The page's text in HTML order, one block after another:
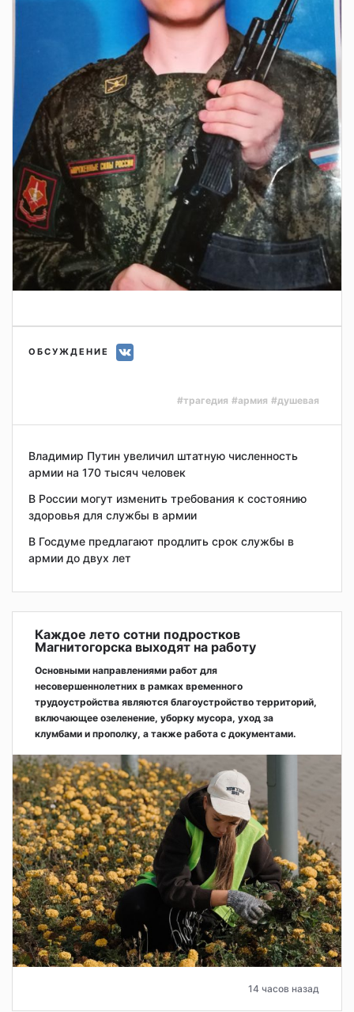
ОБСУЖДЕНИЕ
#трагедия #армия #душевая
Владимир Путин увеличил штатную численность
армии на 170 тысяч человек
В России могут изменить требования к состоянию
здоровья для службы в армии
В Госдуме предлагают продлить срок службы в
армии до двух лет
Каждое лето сотни подростков
Магнитогорска выходят на работу
Основными направлениями работ для
несовершеннолетних в рамках временного
трудоустройства являются благоустройство территорий,
включающее озеленение, уборку мусора, уход за
клумбами и прополку, а также работа с документами.
14 часов назад